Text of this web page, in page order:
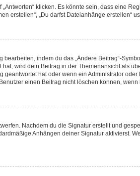
klicken. Es könnte sein, dass eine
erstellen“, „Du darfst Dateianhänge erstellen“
indem du das „Ändere Beitrag“-
wird dein Beitrag in der Themenansicht als
hat oder wenn ein Administrator
einen Beitrag nicht löschen können,
Nachdem du die Signatur erstellt und
Anhängen deiner Signatur aktivierst.